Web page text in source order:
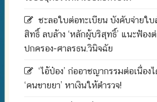
ชะลอใบต่อทะเบียน บังคับจ่ายใบ
สิทธิ์ ลบล้าง ‘หลักผู้บริสุทธิ์’ แนะฟ้อง
ปกครอง-ศาลรธน.วินิจฉัย
‘ไอ้ป๋อง’ ก่ออาชญากรรมต่อเนื่อง
‘คนขายยา’ หาเงินให้ตำรวจ!